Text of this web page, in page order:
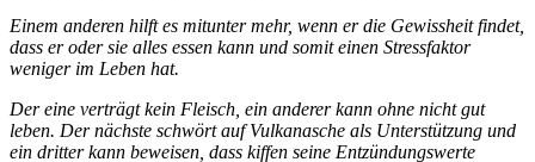
Einem anderen hilft es mitunter mehr, wenn er die Gewissheit findet,
dass er oder sie alles essen kann und somit einen Stressfaktor
weniger im Leben hat.
Der eine verträgt kein Fleisch, ein anderer kann ohne nicht gut
leben. Der nächste schwört auf Vulkanasche als Unterstützung und
ein dritter kann beweisen, dass kiffen seine Entzündungswerte